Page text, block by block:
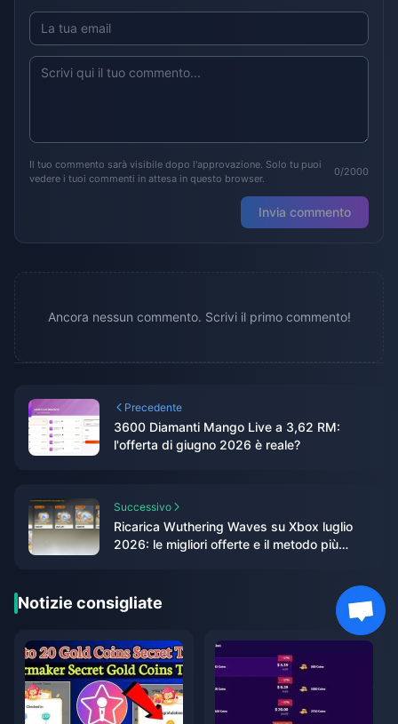
Il tuo commento sarà visibile dopo l'approvazione. Solo tu puoi
vedere i tuoi commenti in attesa in questo browser.
0/2000
Invia commento
Ancora nessun commento. Scrivi il primo commento!
Precedente
3600 Diamanti Mango Live a 3,62 RM:
l'offerta di giugno 2026 è reale?
Successivo
Ricarica Wuthering Waves su Xbox luglio
2026: le migliori offerte e il metodo più
Notizie consigliate